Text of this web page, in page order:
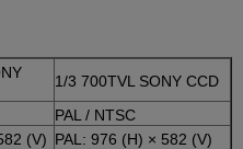
1/3 700TVL SONY CCD
PAL / NTSC
(V) PAL: 976 (H) × 582 (V)